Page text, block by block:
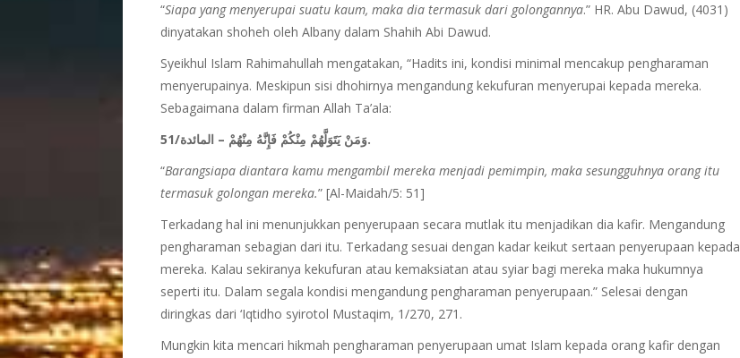
“Siapa yang menyerupai suatu kaum, maka dia termasuk dari golongannya.” HR. Abu Dawud, (4031)
dinyatakan shoheh oleh Albany dalam Shahih Abi Dawud.
Syeikhul Islam Rahimahullah mengatakan, “Hadits ini, kondisi minimal mencakup pengharaman
menyerupainya. Meskipun sisi dhohirnya mengandung kekufuran menyerupai kepada mereka.
Sebagaimana dalam firman Allah Ta’ala:
وَمَنْ يَتَوَلَّهُمْ مِنْكُمْ فَإِنَّهُ مِنْهُمْ – المائدة/51.
“Barangsiapa diantara kamu mengambil mereka menjadi pemimpin, maka sesungguhnya orang itu
termasuk golongan mereka.” [Al-Maidah/5: 51]
Terkadang hal ini menunjukkan penyerupaan secara mutlak itu menjadikan dia kafir. Mengandung
pengharaman sebagian dari itu. Terkadang sesuai dengan kadar keikut sertaan penyerupaan kepada
mereka. Kalau sekiranya kekufuran atau kemaksiatan atau syiar bagi mereka maka hukumnya
seperti itu. Dalam segala kondisi mengandung pengharaman penyerupaan.” Selesai dengan
diringkas dari ‘Iqtidho syirotol Mustaqim, 1/270, 271.
Mungkin kita mencari hikmah pengharaman penyerupaan umat Islam kepada orang kafir dengan